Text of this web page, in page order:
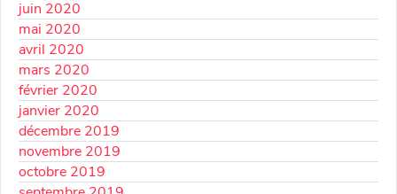
juin 2020
mai 2020
avril 2020
mars 2020
février 2020
janvier 2020
décembre 2019
novembre 2019
octobre 2019